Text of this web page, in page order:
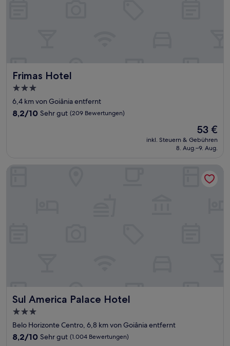
Frimas Hotel
Frimas Hotel
3.0-
Sterne-
Unterkunft
6,4 km von Goiânia entfernt
8.2
Bewertungen)
8,2/10 Sehr gut (209 Bewertungen)
Der
Preis
beträgt
53 €
inkl. Steuern & Gebühren
8. Aug.–9. Aug.
Sul America Palace Hotel
Sul America Palace Hotel
3.0-
Sterne-
Unterkunft
Belo Horizonte Centro, 6,8 km von Goiânia entfernt
8.2
8,2/10 Sehr gut (1.004 Bewertungen)
Sul America Palace Hotel